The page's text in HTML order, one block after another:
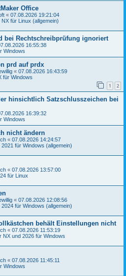
Office
« 07.08.2026 19:21:04
für Linux (allgemein)
bei Rechtschreibprüfung ignoriert
16:55:38
Windows
prd auf prdx
« 07.08.2026 16:43:59
für Windows
1 2
hinsichtlich Satzschlusszeichen bei
16:39:32
Windows
nicht ändern
« 07.08.2026 14:24:57
für Windows (allgemein)
« 07.08.2026 13:57:00
für Linux
« 07.08.2026 12:08:56
für Windows (allgemein)
behält Einstellungen nicht
« 07.08.2026 11:53:19
NX und 2026 für Windows
« 07.08.2026 11:45:11
Windows